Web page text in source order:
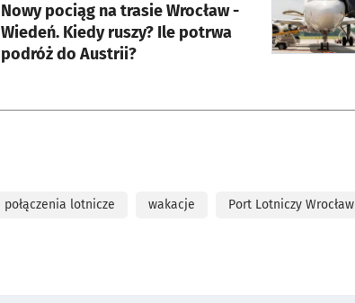
Nowy pociąg na trasie Wrocław -
Wiedeń. Kiedy ruszy? Ile potrwa
podróż do Austrii?
połączenia lotnicze wakacje Port Lotniczy Wrocław